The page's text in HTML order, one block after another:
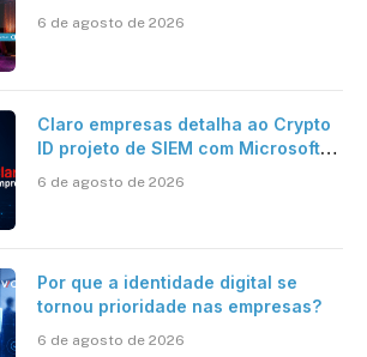
6 de agosto de 2026
Claro empresas detalha ao Crypto
ID projeto de SIEM com Microsoft
automatizada
6 de agosto de 2026
Por que a identidade digital se
tornou prioridade nas empresas?
6 de agosto de 2026